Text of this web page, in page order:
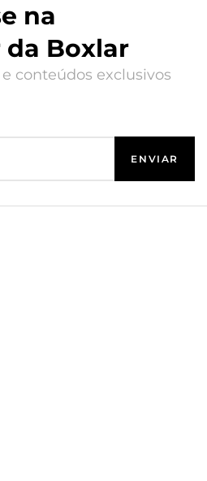
na
Boxlar
conteúdos exclusivos